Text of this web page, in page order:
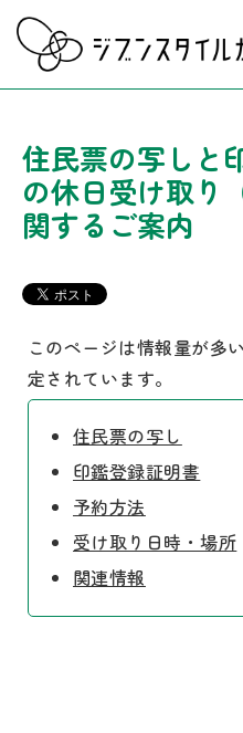
住民票の写しと
の休日受け取り
関するご案内
このページは情報量が多
定されています。
住民票の写し
印鑑登録証明書
予約方法
受け取り日時・場所
関連情報